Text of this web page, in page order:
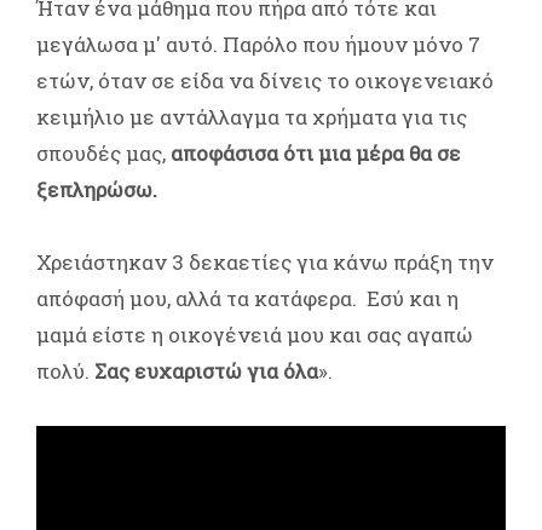
Ήταν ένα μάθημα που πήρα από τότε και
μεγάλωσα μ' αυτό. Παρόλο που ήμουν μόνο 7
ετών, όταν σε είδα να δίνεις το οικογενειακό
κειμήλιο με αντάλλαγμα τα χρήματα για τις
σπουδές μας, αποφάσισα ότι μια μέρα θα σε
ξεπληρώσω.
Χρειάστηκαν 3 δεκαετίες για κάνω πράξη την
απόφασή μου, αλλά τα κατάφερα. Εσύ και η
μαμά είστε η οικογένειά μου και σας αγαπώ
πολύ. Σας ευχαριστώ για όλα».